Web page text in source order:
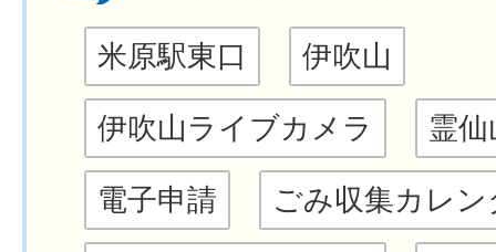
米原駅東口 伊吹山
伊吹山ライブカメラ 霊仙
電子申請 ごみ収集カレン